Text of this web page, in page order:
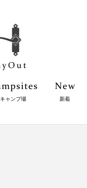
キャンプ場 新着